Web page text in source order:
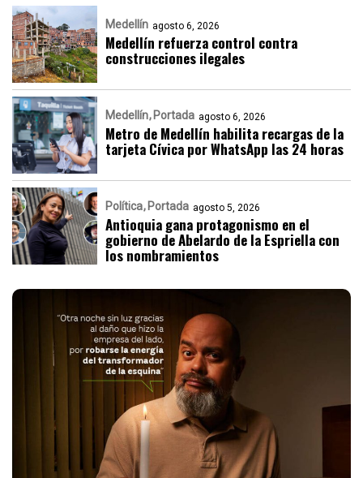
Medellín agosto 6, 2026
Medellín refuerza control contra
construcciones ilegales
Medellín Portada agosto 6, 2026
Metro de Medellín habilita recargas de la
tarjeta Cívica por WhatsApp las 24 horas
Política Portada agosto 5, 2026
Antioquia gana protagonismo en el
gobierno de Abelardo de la Espriella con
los nombramientos